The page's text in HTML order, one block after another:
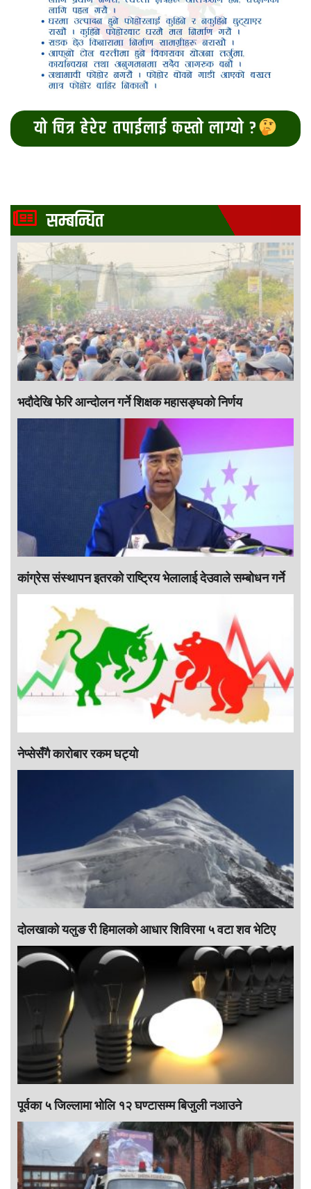
यो चित्र हेरेर तपाईलाई कस्तो लाग्यो ?
सम्बन्धित
भदौदेखि फेरि आन्दोलन गर्ने शिक्षक महासङ्घको निर्णय
कांग्रेस संस्थापन इतरको राष्ट्रिय भेलालाई देउवाले सम्बोधन गर्ने
नेप्सेसँगै काराेबार रकम घट्याे
दोलखाको यलुङ री हिमालको आधार शिविरमा ५ वटा शव भेटिए
पूर्वका ५ जिल्लामा भाेलि १२ घण्टासम्म बिजुली नआउने